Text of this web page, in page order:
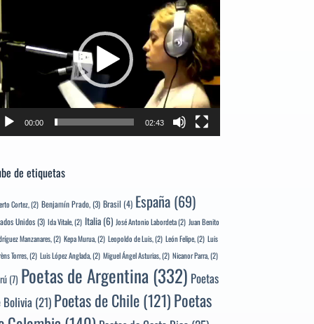
00:00 02:43
de etiquetas
Cortez,(2) Benjamín Prado,(3) Brasil (4) España (69)
Unidos(3) Ida Vitale,(2) Italia (6) José Antonio Labordeta(2) Juan Benito
Manzanares,(2) Kepa Murua,(2) Leopoldo de Luis,(2) León Felipe,(2) Luis
Torres,(2) Luis López Anglada,(2) Miguel Ángel Asturias,(2) Nicanor Parra,(2)
(7) Poetas de Argentina(332) Poetas
Bolivia(21) Poetas de Chile(121)Poetas